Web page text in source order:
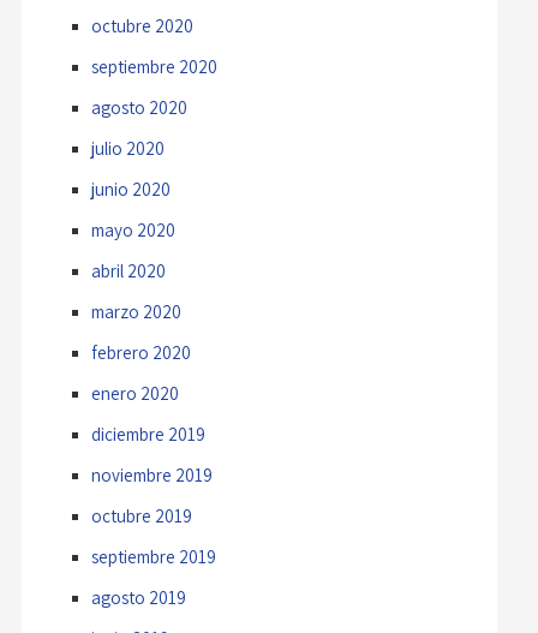
octubre 2020
septiembre 2020
agosto 2020
julio 2020
junio 2020
mayo 2020
abril 2020
marzo 2020
febrero 2020
enero 2020
diciembre 2019
noviembre 2019
octubre 2019
septiembre 2019
agosto 2019